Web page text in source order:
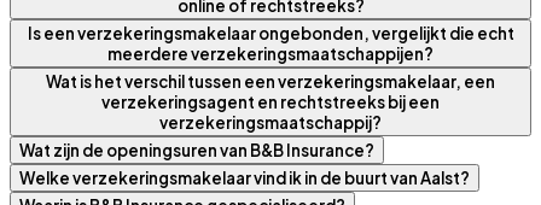
online of rechtstreeks?
Is een verzekeringsmakelaar ongebonden, vergelijkt die echt
meerdere verzekeringsmaatschappijen?
Wat is het verschil tussen een verzekeringsmakelaar, een
verzekeringsagent en rechtstreeks bij een
verzekeringsmaatschappij?
Wat zijn de openingsuren van B&B Insurance?
Welke verzekeringsmakelaar vind ik in de buurt van Aalst?